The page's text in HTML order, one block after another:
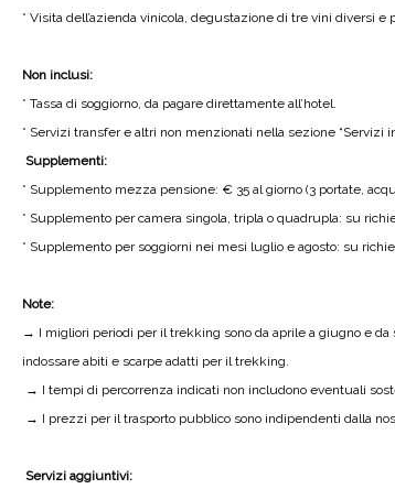
* Visita dell’azienda vinicola, degustazione di tre vini diversi e
Non inclusi:
* Tassa di soggiorno, da pagare direttamente all’hotel.
* Servizi transfer e altri non menzionati nella sezione “Servizi
Supplementi:
* Supplemento mezza pensione: € 35 al giorno (3 portate,
* Supplemento per camera singola, tripla o quadrupla: su
* Supplemento per soggiorni nei mesi luglio e agosto: su
Note:
→ I migliori periodi per il trekking sono da aprile a giugno e
indossare abiti e scarpe adatti per il trekking.
→ I tempi di percorrenza indicati non includono eventuali
→ I prezzi per il trasporto pubblico sono indipendenti dalla
Servizi aggiuntivi: